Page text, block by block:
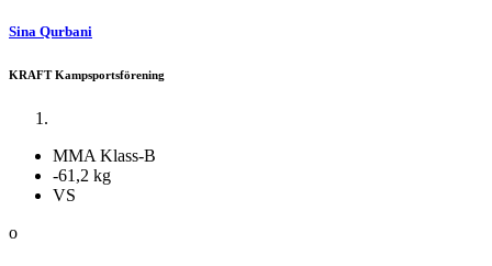
Sina Qurbani
KRAFT Kampsportsförening
MMA Klass-B
-61,2 kg
VS
o